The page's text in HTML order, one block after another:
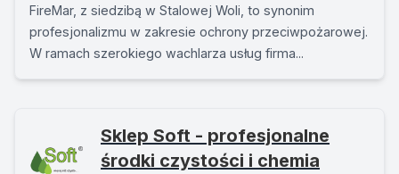
FireMar, z siedzibą w Stalowej Woli, to synonim
profesjonalizmu w zakresie ochrony przeciwpożarowej.
W ramach szerokiego wachlarza usług firma...
Sklep Soft - profesjonalne
środki czystości i chemia